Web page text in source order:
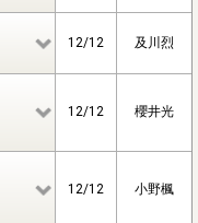
12/12 及川烈
12/12 櫻井光
12/12 小野楓